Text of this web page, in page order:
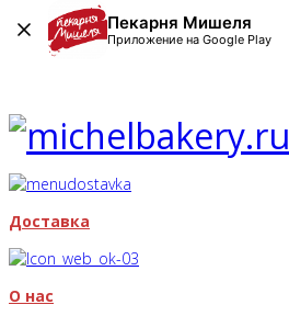
Доставка
О нас
Пекарня Мишеля
Приложение на Google Play